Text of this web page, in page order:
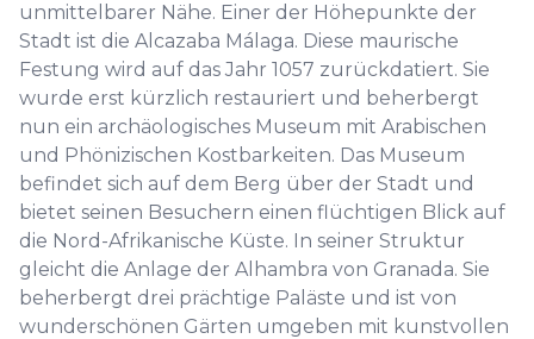
unmittelbarer Nähe. Einer der Höhepunkte der
Stadt ist die Alcazaba Málaga. Diese maurische
Festung wird auf das Jahr 1057 zurückdatiert. Sie
wurde erst kürzlich restauriert und beherbergt
nun ein archäologisches Museum mit Arabischen
und Phönizischen Kostbarkeiten. Das Museum
befindet sich auf dem Berg über der Stadt und
bietet seinen Besuchern einen flüchtigen Blick auf
die Nord-Afrikanische Küste. In seiner Struktur
gleicht die Anlage der Alhambra von Granada. Sie
beherbergt drei prächtige Paläste und ist von
wunderschönen Gärten umgeben mit kunstvollen